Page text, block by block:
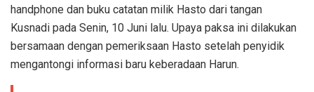
handphone dan buku catatan milik Hasto dari tangan
Kusnadi pada Senin, 10 Juni lalu. Upaya paksa ini dilakukan
bersamaan dengan pemeriksaan Hasto setelah penyidik
mengantongi informasi baru keberadaan Harun.